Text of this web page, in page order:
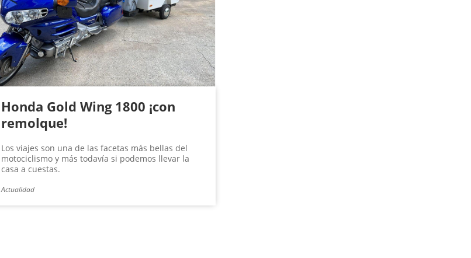
Honda Gold Wing 1800 ¡con
remolque!
Los viajes son una de las facetas más bellas del
motociclismo y más todavía si podemos llevar la
casa a cuestas.
Actualidad